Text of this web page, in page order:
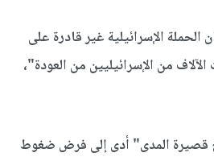
الإسرائيلية غير قادرة على
من الإسرائيليين من العودة"،
قصيرة المدى" أدى إلى فرض ضغوط